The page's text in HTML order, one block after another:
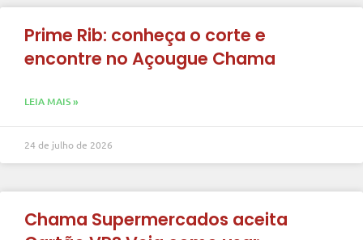
Prime Rib: conheça o corte e
encontre no Açougue Chama
LEIA MAIS »
24 de julho de 2026
Chama Supermercados aceita